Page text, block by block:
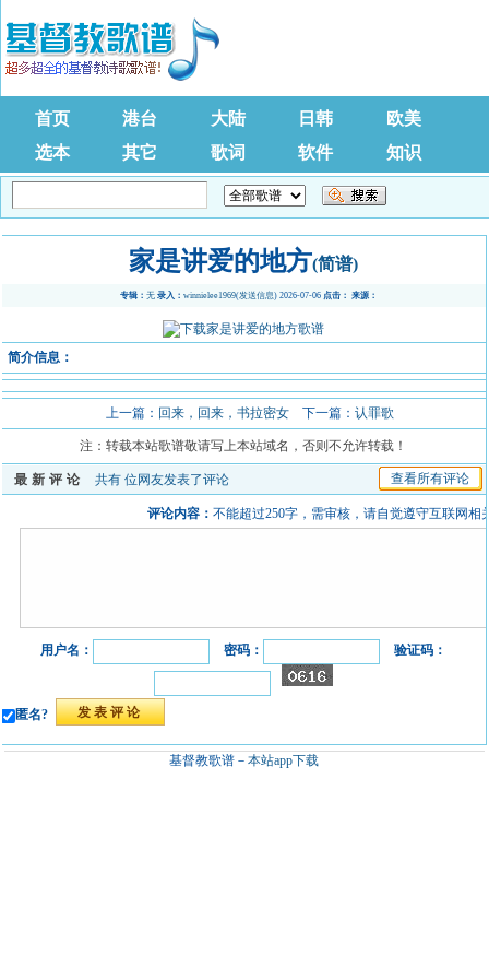
首页 港台 大陆 日韩
欧美
选本
其它 歌词 软件 知识
家是讲爱的地方(简谱)
专辑： 无 录入： winnielee1969(发送信息) 2026-07-06点击： 来源：
简介信息：
上一篇： 回来，回来，书拉密女下一篇： 认罪歌
注：转载本站歌谱敬请写上本站域名，否则不允许转载！
最新评论 共有位网友发表了评论 查看所有评论
评论内容：不能超过250字，需审核，请自觉遵守互联网相
用户名： 密码： 验证码：
匿名?
基督教歌谱－本站app下载